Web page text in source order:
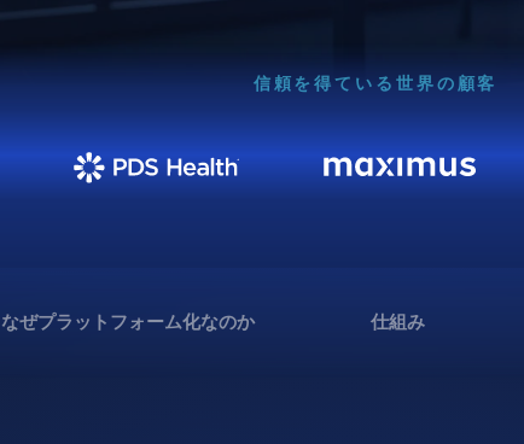
信頼を得ている世界の顧客
なぜプラットフォーム化なのか 仕組み